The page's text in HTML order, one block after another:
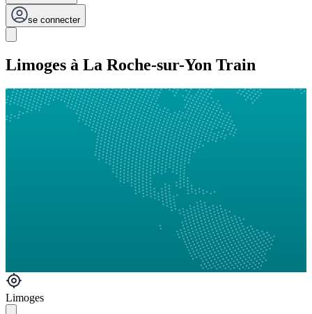
se connecter
Limoges à La Roche-sur-Yon Train
Limoges